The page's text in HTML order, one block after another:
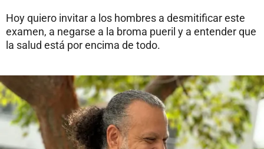
Hoy quiero invitar a los hombres a desmitificar este
examen, a negarse a la broma pueril y a entender que
la salud está por encima de todo.